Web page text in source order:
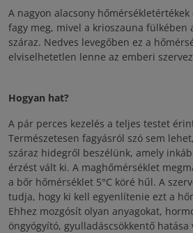
A nagyon alacsony
fagy meg, mivel a krioszauna fülkében
száraz. Nedves levegőben ez a
elviselhetetlen lenne az emberi
Hogyan hat?
A pár perces kezelés a teljes testet
Természetesen fagyásról szó sem
száraz hidegről beszélünk, amely
érzést vált ki. A maghőmérséklet
a bőr hőmérséklet 5°C köré hűl. A
tudja, hogy ki kell egyenlítenie ezt a
Ehhez mozgósít olyan anyagokat,
öngyógyító, gyulladáscsökkentő hatása